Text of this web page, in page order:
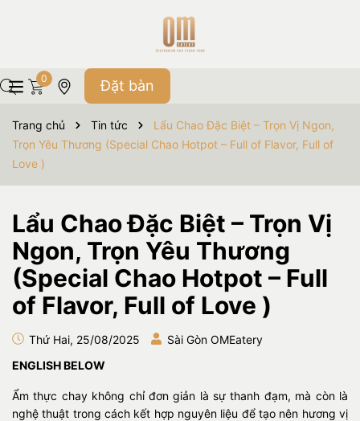
0 Đặt bàn
Trang chủ Tin tức
Lẩu Chao Đặc Biệt – Trọn Vị Ngon,
Trọn Yêu Thương (Special Chao Hotpot – Full of Flavor, Full of
Love )
Lẩu Chao Đặc Biệt – Trọn Vị
Ngon, Trọn Yêu Thương
(Special Chao Hotpot – Full
of Flavor, Full of Love )
Thứ Hai, 25/08/2025
Sài Gòn OMEatery
ENGLISH BELOW
Ẩm thực chay không chỉ đơn giản là sự thanh đạm, mà còn là
nghệ thuật trong cách kết hợp nguyên liệu để tạo nên hương vị